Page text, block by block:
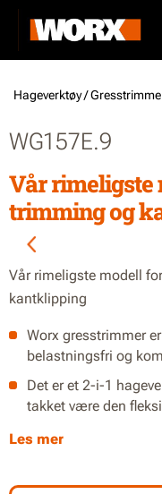
Hageverktøy /
WG157E.9
Vår
trimming og
Vår rimeligste modell
kantklipping
Worx gresstrimmer
belastningsfri og
Det er et 2-i-1
takket være den
Les mer